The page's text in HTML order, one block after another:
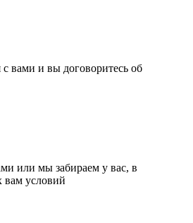
вами и вы договоритесь об
или мы забираем у вас, в
вам условий